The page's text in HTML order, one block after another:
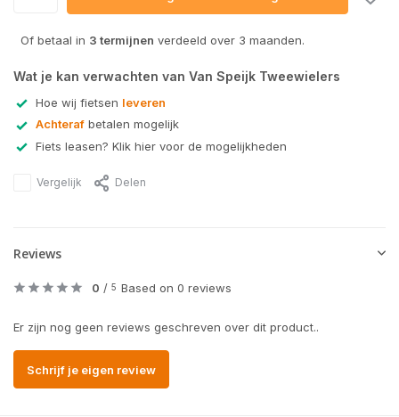
Of betaal in 3 termijnen verdeeld over 3 maanden.
Wat je kan verwachten van Van Speijk Tweewielers
Hoe wij fietsen leveren
Achteraf betalen mogelijk
Fiets leasen? Klik hier voor de mogelijkheden
Vergelijk Delen
Reviews
0 / 5 Based on 0 reviews
Er zijn nog geen reviews geschreven over dit product..
Schrijf je eigen review